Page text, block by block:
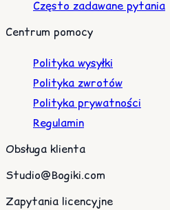
Często zadawane pytania
Centrum pomocy
Polityka wysyłki
Polityka zwrotów
Polityka prywatności
Regulamin
Obsługa klienta
Studio@Bogiki.com
Zapytania licencyjne